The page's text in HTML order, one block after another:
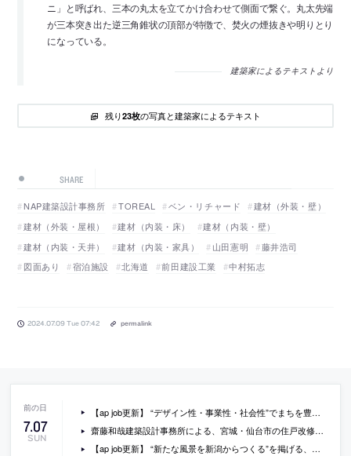
ニ」と呼ばれ、三本の丸太を立てかけ合わせて側面で繋ぐ。丸太先端
が三本突き出た逆三角錐状の頂部が特徴で、焚火の煙抜きや明りとり
になっている。
建築家によるテキストより
残り23枚の写真と建築家によるテキスト
SHARE
NAP建築設計事務所 TOREAL ベン・リチャード
建材（外装・壁）
建材（外装・屋根）
建材（内装・床）
建材（内装・壁）
建材（内装・天井）
建材（内装・家具） 山田憲明
藤井浩司
図面あり
宿泊施設 北海道 前田建設工業 中村拓志
2024.07.09 Tue 07:42 permalink
7.07
SUN
【ap job更新】 “デザイン性・事業性・社会性”でまちを豊かにする「UDS株式会社」が、建築設計職・インテリアデザイン職・施工管理職・グラフィックデザイン職を募集中
齋藤和哉建築設計事務所による、宮城・仙台市の住戸改修「八幡のフラット」。自身の領域的な玄関ポーチと眺望の良さが特徴の区画。“場の魅力”を活かす為、ポーチからベランダまでを眺望・光・風が貫く“土間”の様な空間とする構成を考案。壁面の塗分けは外との連続性と既存の許容を意図
【ap job更新】 “新たな風景を新潟からつくる”を掲げる、東海林健が主宰の建築設計事務所「EA Research and Design Office」が、設計スタッフ(経験者)を募集中